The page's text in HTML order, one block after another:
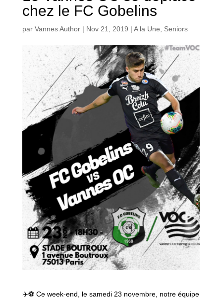
chez le FC Gobelins
par Vannes Author| Nov 21, 2019 | A la Une, Seniors
✈️⚽️Ce week-end, le samedi 23 novembre, notre équipe